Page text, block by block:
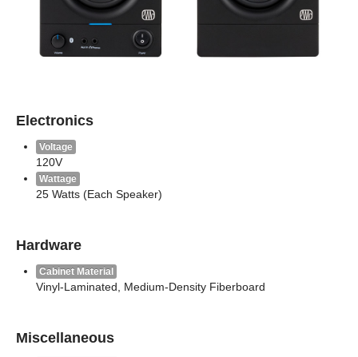
Electronics
Voltage
120V
Wattage
25 Watts (Each Speaker)
Hardware
Cabinet Material
Vinyl-Laminated, Medium-Density Fiberboard
Miscellaneous